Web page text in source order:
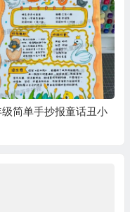
级简单手抄报童话丑小